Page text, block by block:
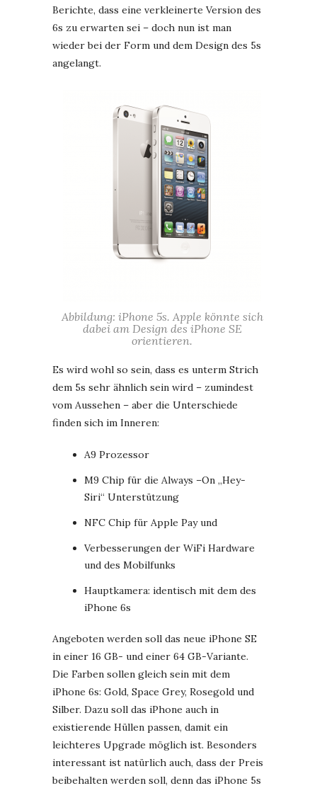
Berichte, dass eine verkleinerte Version des
6s zu erwarten sei – doch nun ist man
wieder bei der Form und dem Design des 5s
angelangt.
Abbildung: iPhone 5s. Apple könnte sich
dabei am Design des iPhone SE
orientieren.
Es wird wohl so sein, dass es unterm Strich
dem 5s sehr ähnlich sein wird – zumindest
vom Aussehen – aber die Unterschiede
finden sich im Inneren:
A9 Prozessor
M9 Chip für die Always –On „Hey-
Siri“ Unterstützung
NFC Chip für Apple Pay und
Verbesserungen der WiFi Hardware
und des Mobilfunks
Hauptkamera: identisch mit dem des
iPhone 6s
Angeboten werden soll das neue iPhone SE
in einer 16 GB- und einer 64 GB-Variante.
Die Farben sollen gleich sein mit dem
iPhone 6s: Gold, Space Grey, Rosegold und
Silber. Dazu soll das iPhone auch in
existierende Hüllen passen, damit ein
leichteres Upgrade möglich ist. Besonders
interessant ist natürlich auch, dass der Preis
beibehalten werden soll, denn das iPhone 5s